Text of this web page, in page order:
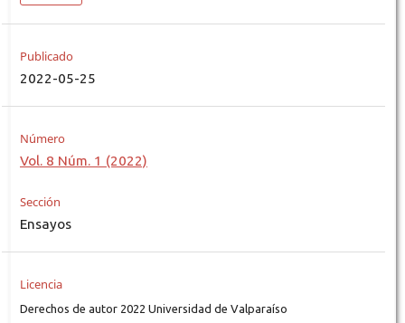
Publicado
2022-05-25
Número
Vol. 8 Núm. 1 (2022)
Sección
Ensayos
Licencia
Derechos de autor 2022 Universidad de Valparaíso